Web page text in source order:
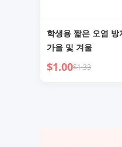
학생용 짧은 오염 방
가을 및 겨울
$1.00$1.33